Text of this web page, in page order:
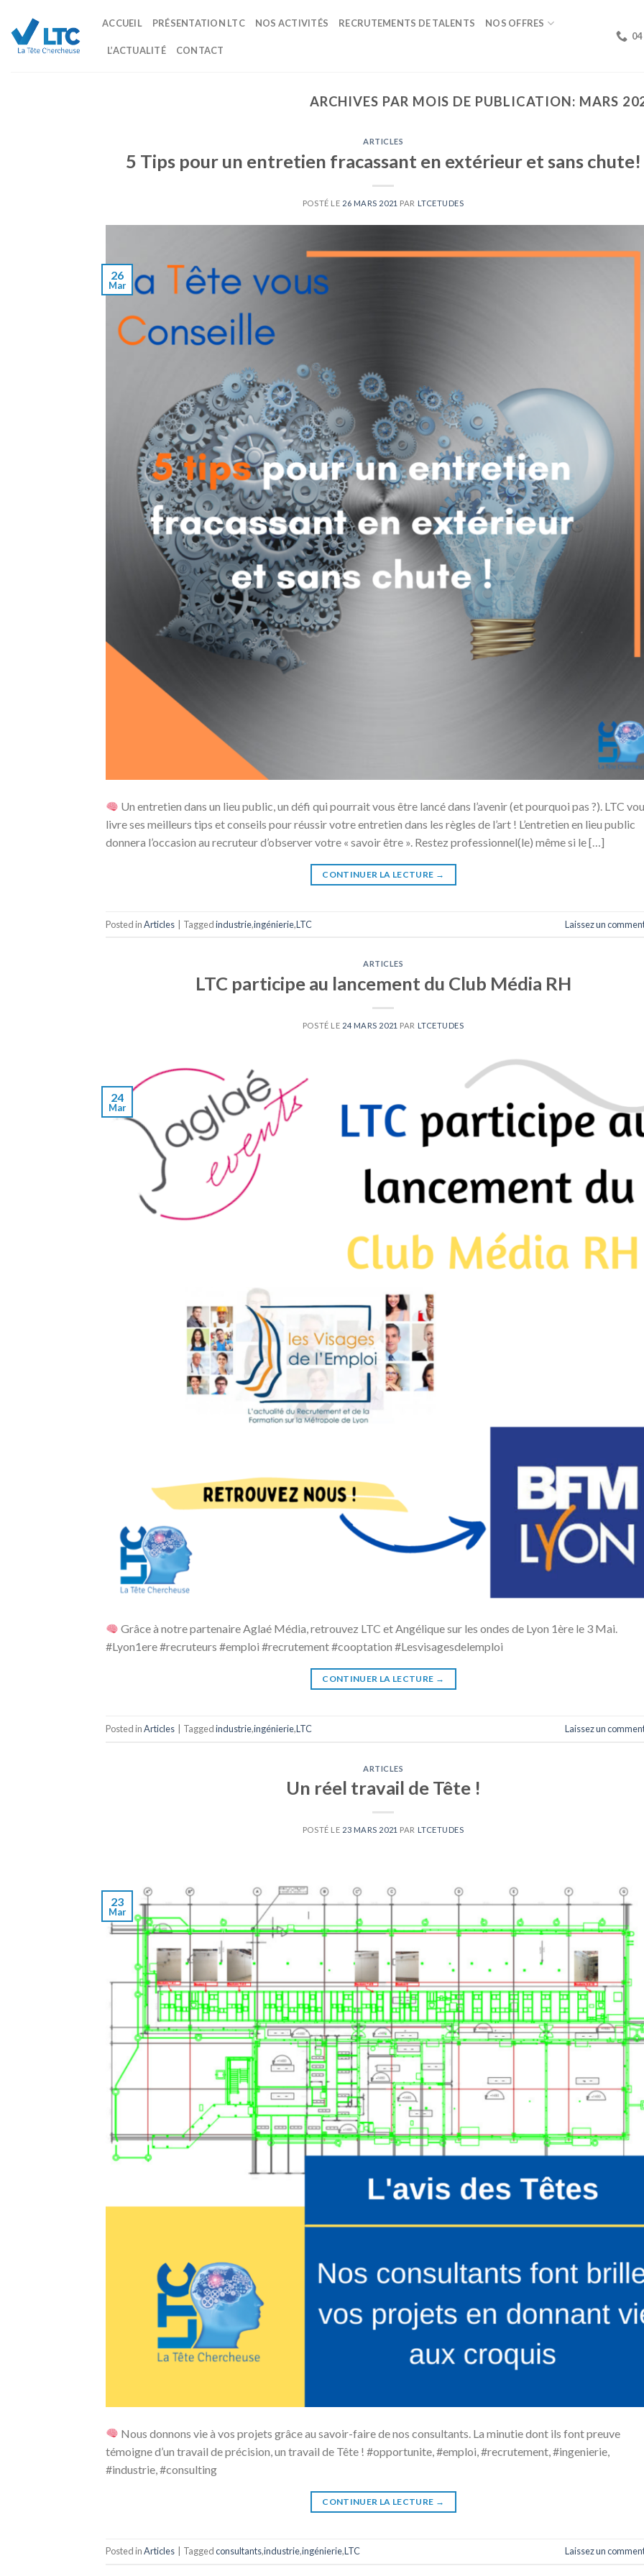
content
ACCUEIL PRÉSENTATION LTC NOS ACTIVITÉS RECRUTEMENTS DE TALENTS NOS OFFRES
L’ACTUALITÉ CONTACT
04
ARCHIVES PAR MOIS DE PUBLICATION: MARS
ARTICLES
5 Tips pour un entretien fracassant en extérieur et sans chute!
POSTÉ LE 26 MARS 2021 PAR LTCETUDES
26
Mar
Un entretien dans un lieu public, un défi qui pourrait vous être lancé dans l’avenir (et pourquoi pas ?). LTC
livre ses meilleurs tips et conseils pour réussir votre entretien dans les règles de l’art ! L’entretien en lieu public
donnera l’occasion au recruteur d’observer votre « savoir être ». Restez professionnel(le) même si le […]
CONTINUER LA LECTURE →
Posted inArticles Taggedindustrie,ingénierie,LTC Laissez un
ARTICLES
LTC participe au lancement du Club Média RH
POSTÉ LE 24 MARS 2021 PAR LTCETUDES
24
Mar
Grâce à notre partenaire Aglaé Média, retrouvez LTC et Angélique sur les ondes de Lyon 1ère le 3 Mai.
#Lyon1ere #recruteurs #emploi #recrutement #cooptation #Lesvisagesdelemploi
CONTINUER LA LECTURE →
Posted inArticles Taggedindustrie,ingénierie,LTC Laissez un
ARTICLES
Un réel travail de Tête !
POSTÉ LE 23 MARS 2021 PAR LTCETUDES
23
Mar
Nous donnons vie à vos projets grâce au savoir-faire de nos consultants. La minutie dont ils font preuve
témoigne d’un travail de précision, un travail de Tête ! #opportunite, #emploi, #recrutement, #ingenierie,
#industrie, #consulting
CONTINUER LA LECTURE →
Posted inArticles Taggedconsultants,industrie,ingénierie,LTC Laissez un